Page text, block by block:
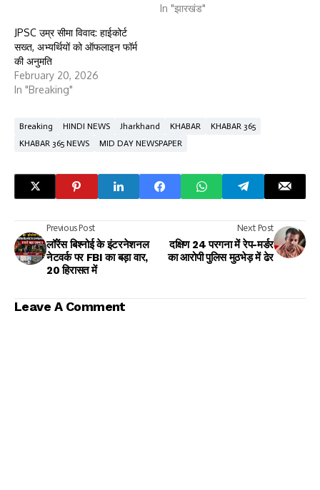
In "झारखंड"
JPSC उम्र सीमा विवाद: हाईकोर्ट
सख्त, अभ्यर्थियों को ऑफलाइन फॉर्म
की अनुमति
February 20, 2026
In "Breaking"
Breaking HINDI NEWS Jharkhand KHABAR
KHABAR 365
KHABAR 365 NEWS
MID DAY NEWSPAPER
Previous Post
लॉरेंस बिश्नोई के इंटरनेशनल
नेटवर्क पर FBI का बड़ा वार,
20 हिरासत में
Next Post
दक्षिण 24 परगना में रेप-मर्डर
का आरोपी पुलिस मुठभेड़ में ढेर
Leave A Comment